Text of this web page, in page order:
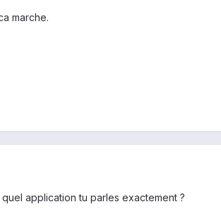
marche.
application tu parles exactement ?